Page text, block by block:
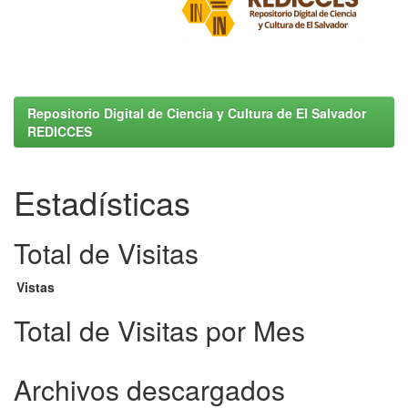
Repositorio Digital de Ciencia y Cultura de El Salvador
REDICCES
Estadísticas
Total de Visitas
Vistas
Total de Visitas por Mes
Archivos descargados